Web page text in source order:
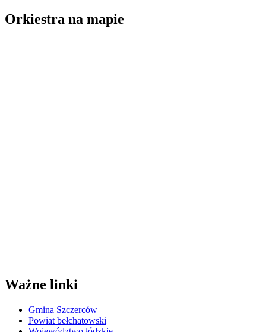
Orkiestra na mapie
Ważne linki
Gmina Szczerców
Powiat bełchatowski